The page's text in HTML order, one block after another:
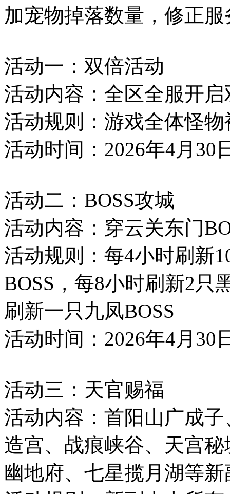
加宠物掉落数量，修正
活动一：双倍活动
活动内容：全区全服开
活动规则：游戏全体怪
活动时间：2026年4月30
活动二：BOSS攻城
活动内容：穿云关东门
活动规则：每4小时刷新
BOSS，每8小时刷新2只
刷新一只九凤BOSS
活动时间：2026年4月30
活动三：天官赐福
活动内容：首阳山广成
造宫、战痕峡谷、天宫
幽地府、七星揽月湖等